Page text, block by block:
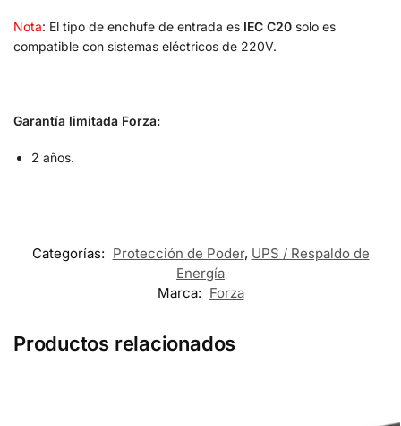
Nota: El tipo de enchufe de entrada es IEC C20 solo es
compatible con sistemas eléctricos de 220V.
Garantía limitada Forza:
2 años.
Categorías: Protección de Poder, UPS / Respaldo de
Energía
Marca: Forza
Productos relacionados